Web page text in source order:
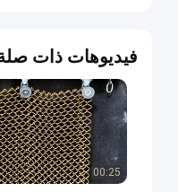
فيديوهات ذات
00:25